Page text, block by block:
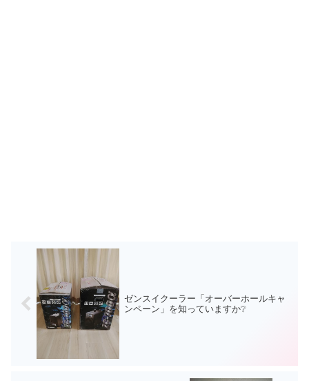
ゼンスイクーラー「オーバーホールキャ
ンペーン」を知っていますか❔